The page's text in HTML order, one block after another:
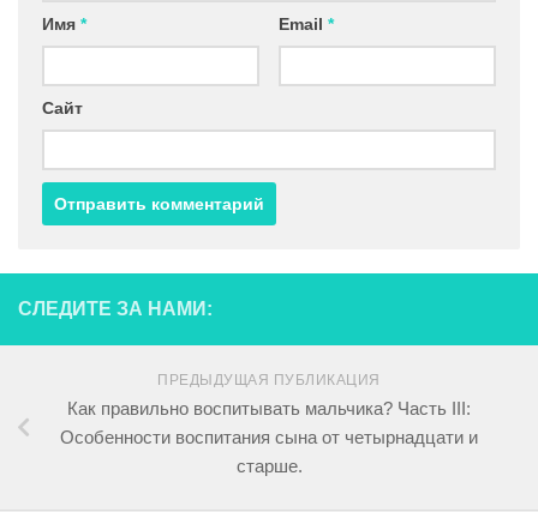
Имя * Email *
Сайт
СЛЕДИТЕ ЗА НАМИ:
ПРЕДЫДУЩАЯ ПУБЛИКАЦИЯ
Как правильно воспитывать мальчика? Часть III:
Особенности воспитания сына от четырнадцати и
старше.